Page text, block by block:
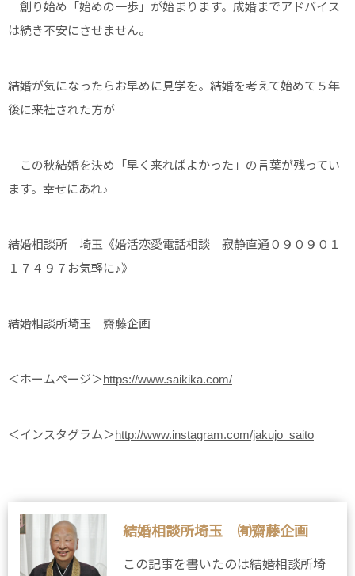
創り始め「始めの一歩」が始まります。成婚までアドバイス
は続き不安にさせません。
結婚が気になったらお早めに見学を。結婚を考えて始めて５年
後に来社された方が
この秋結婚を決め「早く来ればよかった」の言葉が残ってい
ます。幸せにあれ♪
結婚相談所 埼玉《婚活恋愛電話相談 寂静直通０９０９０１
１７４９７お気軽に♪》
結婚相談所埼玉 齋藤企画
＜ホームページ＞https://www.saikika.com/
＜インスタグラム＞http://www.instagram.com/jakujo_saito
結婚相談所埼玉 ㈲齋藤企画
この記事を書いたのは結婚相談所埼